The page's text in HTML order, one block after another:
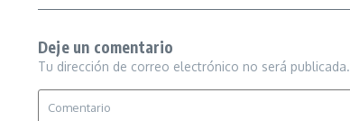
Deje un comentario
Tu dirección de correo electrónico no será publicada.